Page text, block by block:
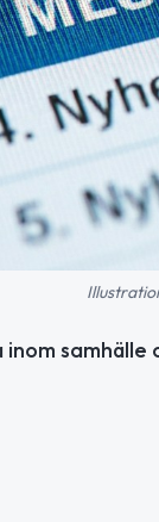
samhälle